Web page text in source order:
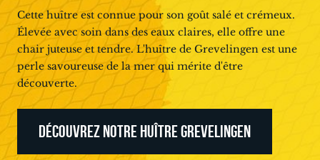
Cette huître est connue pour son goût salé et crémeux.
Élevée avec soin dans des eaux claires, elle offre une
chair juteuse et tendre. L'huître de Grevelingen est une
perle savoureuse de la mer qui mérite d'être
découverte.
DÉCOUVREZ NOTRE HUÎTRE GREVELINGEN